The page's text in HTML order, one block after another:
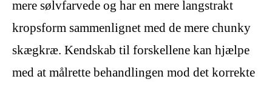
mere sølvfarvede og har en mere langstrakt
kropsform sammenlignet med de mere chunky
skægkræ. Kendskab til forskellene kan hjælpe
med at målrette behandlingen mod det korrekte